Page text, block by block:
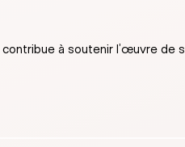
à soutenir l’œuvre de